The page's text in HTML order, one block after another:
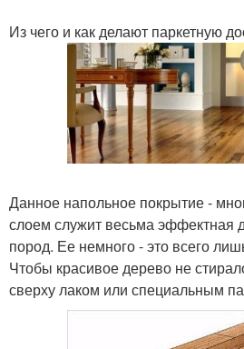
Из чего и как делают паркетную
Данное напольное покрытие -
слоем служит весьма эффектная
пород. Ее немного - это всего
Чтобы красивое дерево не
сверху лаком или специальным